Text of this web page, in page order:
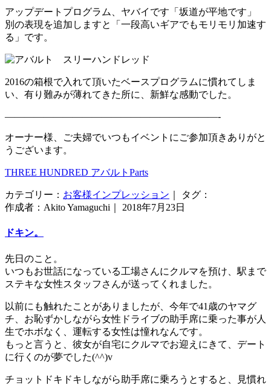
アップデートプログラム、ヤバイです「坂道が平地です」
別の表現を追加しますと「一段高いギアでもモリモリ加速す
る」です。
2016の箱根で入れて頂いたベースプログラムに慣れてしま
い、有り難みが薄れてきた所に、新鮮な感動でした。
——————————————————————-
オーナー様、ご夫婦でいつもイベントにご参加頂きありがと
うございます。
THREE HUNDRED アバルトParts
カテゴリー： お客様インプレッション ｜ タグ：
作成者：Akito Yamaguchi｜ 2018年7月23日
ドキン。
先日のこと。
いつもお世話になっている工場さんにクルマを預け、駅まで
ステキな女性スタッフさんが送ってくれました。
以前にも触れたことがありましたが、今年で41歳のヤマグ
チ、お恥ずかしながら女性ドライブの助手席に乗った事が人
生でホボなく、運転する女性は憧れなんです。
もっと言うと、彼女が自宅にクルマでお迎えにきて、デート
に行くのが夢でした(^^)v
チョットドキドキしながら助手席に乗ろうとすると、見慣れ